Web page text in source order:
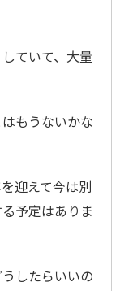
ていて、大量
もうないかな
迎えて今は別
予定はありま
したらいいの